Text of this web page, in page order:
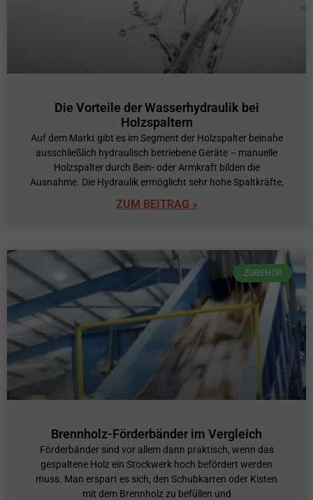
Die Vorteile der Wasserhydraulik bei
Holzspaltern
Auf dem Markt gibt es im Segment der Holzspalter beinahe
ausschließlich hydraulisch betriebene Geräte – manuelle
Holzspalter durch Bein- oder Armkraft bilden die
Ausnahme. Die Hydraulik ermöglicht sehr hohe Spaltkräfte,
ZUM BEITRAG »
ZUBEHÖR
Brennholz-Förderbänder im Vergleich
Förderbänder sind vor allem dann praktisch, wenn das
gespaltene Holz ein Stockwerk hoch befördert werden
muss. Man erspart es sich, den Schubkarren oder Kisten
mit dem Brennholz zu befüllen und